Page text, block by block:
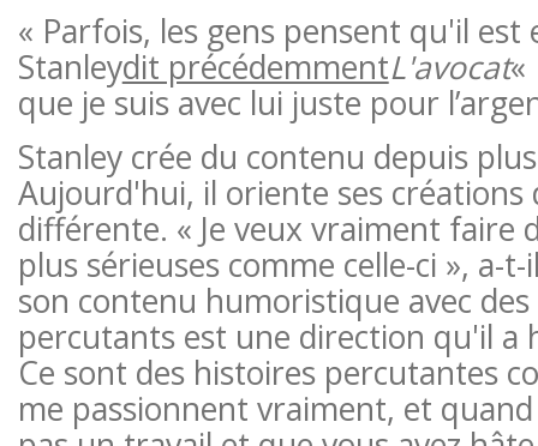
« Parfois, les gens pensent qu'il
Stanleydit précédemmentL'avocat«
que je suis avec lui juste pour
Stanley crée du contenu depuis
Aujourd'hui, il oriente ses créations
différente. « Je veux vraiment faire
plus sérieuses comme celle-ci », a-
son contenu humoristique avec
percutants est une direction qu'il a
Ce sont des histoires percutantes
me passionnent vraiment, et